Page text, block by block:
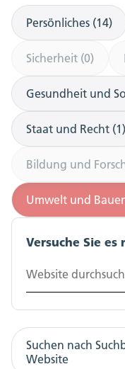
Persönliches (14)
Sicherheit (0)
Gesundheit und
Staat und Recht (1)
Bildung und
Umwelt und
Versuche Sie
Website
Suchen nach
Website